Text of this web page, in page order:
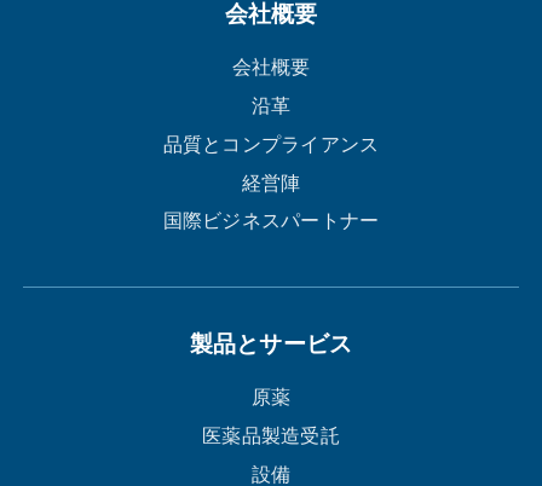
会社概要
会社概要
沿革
品質とコンプライアンス
経営陣
国際ビジネスパートナー
製品とサービス
原薬
医薬品製造受託
設備